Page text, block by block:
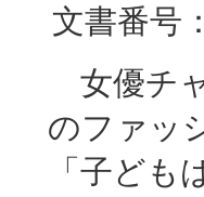
文書番号
女優チ
のファッ
「子ど